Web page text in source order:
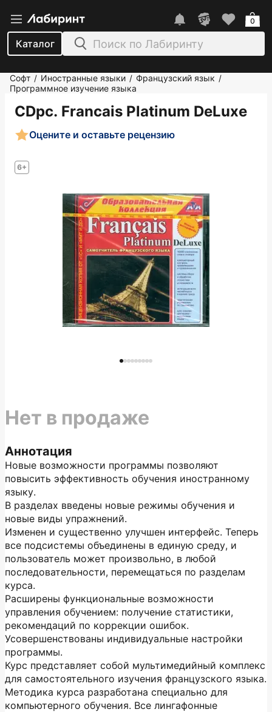
Каталог
0
Софт / Иностранные языки / Французский язык /
Программное изучение языка
CDpc. Francais Platinum DeLuxe
6+
Оцените и оставьте рецензию
Аннотация
Новые возможности программы позволяют
повысить эффективность обучения иностранному
языку.
В разделах введены новые режимы обучения и
новые виды упражнений.
Изменен и существенно улучшен интерфейс. Теперь
все подсистемы объединены в единую среду, и
пользователь может произвольно, в любой
последовательности, перемещаться по разделам
курса.
Расширены функциональные возможности
управления обучением: получение статистики,
рекомендаций по коррекции ошибок.
Усовершенствованы индивидуальные настройки
программы.
Курс представляет собой мультимедийный комплекс
для самостоятельного изучения французского языка.
Методика курса разработана специально для
компьютерного обучения. Все лингафонные
Нет в продаже